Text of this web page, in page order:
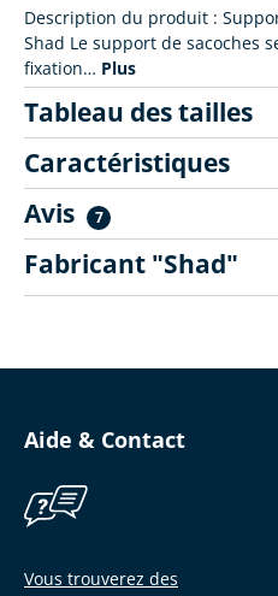
Description du produit :
Shad Le support de sacoches
fixation… Plus
Tableau des tailles
Caractéristiques
Avis
7
Fabricant "Shad"
Aide & Contact
Vous trouverez des